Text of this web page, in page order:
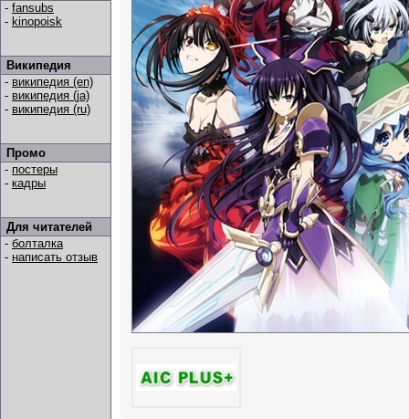
- fansubs
- kinopoisk
Википедия
- википедия (en)
- википедия (ja)
- википедия (ru)
Промо
- постеры
- кадры
Для читателей
- болталка
- написать отзыв